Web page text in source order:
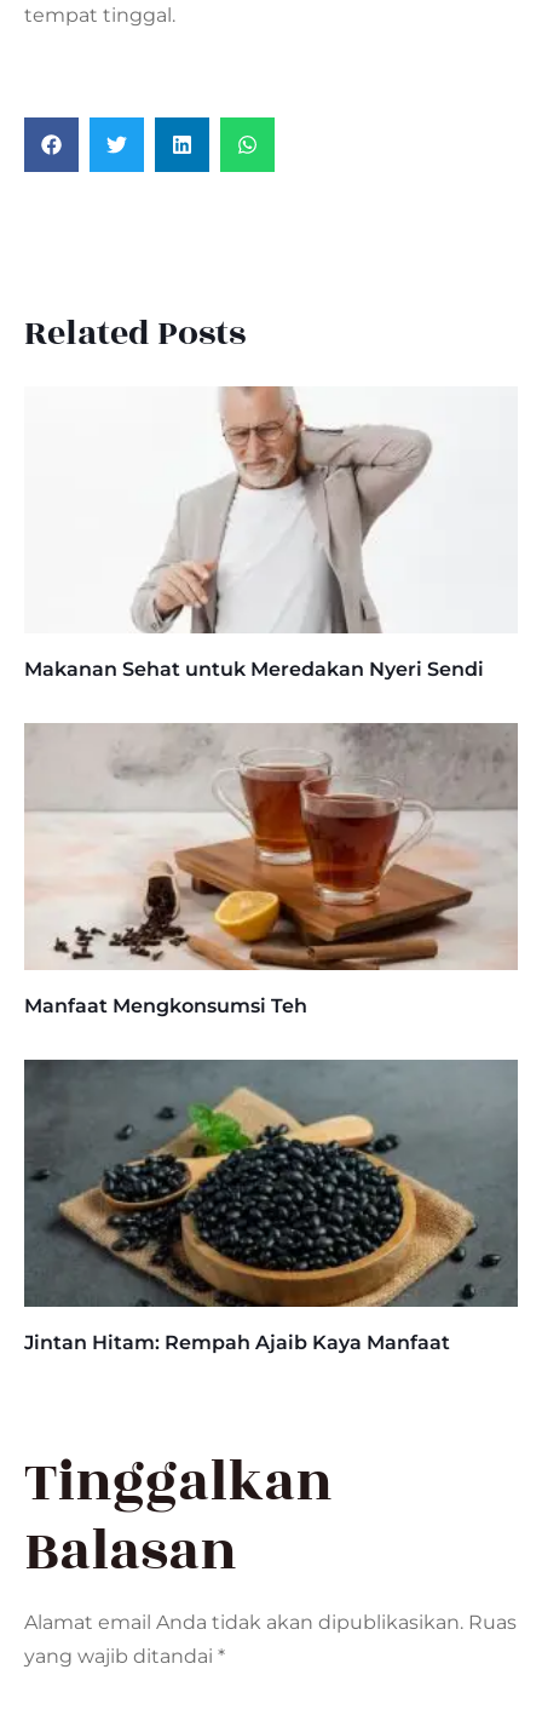
tempat tinggal.
Related Posts
Makanan Sehat untuk Meredakan Nyeri Sendi
Manfaat Mengkonsumsi Teh
Jintan Hitam: Rempah Ajaib Kaya Manfaat
Tinggalkan
Balasan
Alamat email Anda tidak akan dipublikasikan. Ruas
yang wajib ditandai *